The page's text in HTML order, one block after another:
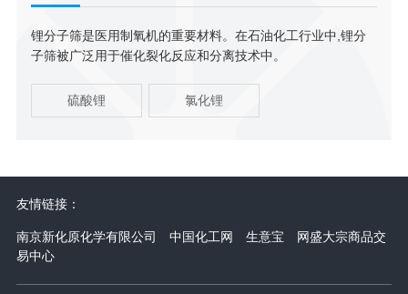
锂分子筛是医用制氧机的重要材料。在石油化工行业中,锂分
子筛被广泛用于催化裂化反应和分离技术中。
硫酸锂 氯化锂
友情链接：
南京新化原化学有限公司 中国化工网 生意宝
网盛大宗商品交
易中心